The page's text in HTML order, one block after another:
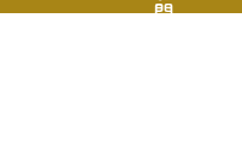
お問合せ